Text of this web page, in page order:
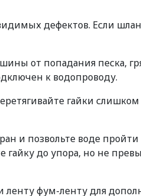
дефектов. Если
от попадания песка,
к водопроводу.
гайки
и позвольте воде пройти
гайку до упора, но не
ленту фум-ленту для